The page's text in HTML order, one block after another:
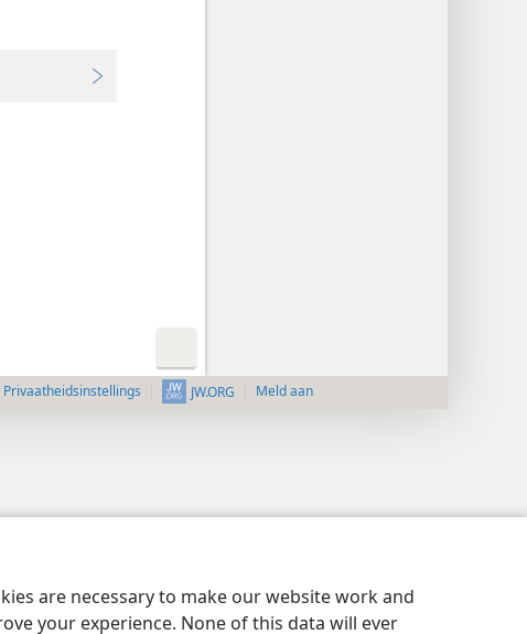
are necessary to make our website work and
your experience. None of this data will ever
Privaatheidsinstellings JW.ORG Meld aan